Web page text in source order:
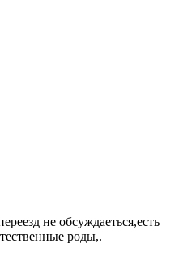
не обсуждаеться,есть
роды,.